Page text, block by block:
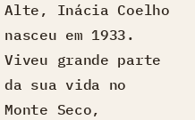
Alte, Inácia Coelho
nasceu em 1933.
Viveu grande parte
da sua vida no
Monte Seco,